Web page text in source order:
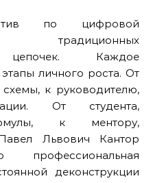
по цифровой
традиционных
цепочек. Каждое
личного роста. От
к руководителю,
От студента,
к ментору,
Львович Кантор
профессиональная
деконструкции